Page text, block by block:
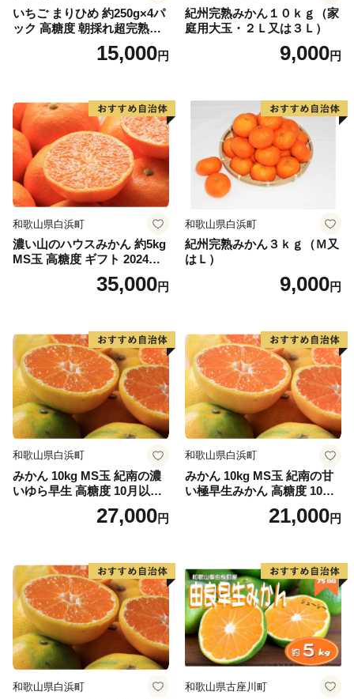
いちご まりひめ 約250g×4パ
ック 高糖度 朝採れ超完熟ま
りひめ 1月以降発送分
15,000円
紀州完熟みかん１０ｋｇ（家
庭用大玉・２Ｌ又は３Ｌ）
9,000円
和歌山県白浜町
濃い山のハウスみかん 約5kg
MS玉 高糖度 ギフト 2024年7
35,000円
和歌山県白浜町
紀州完熟みかん３ｋｇ（Ｍ又
はＬ）
9,000円
和歌山県白浜町
みかん 10kg MS玉 紀南の濃
いゆら早生 高糖度 10月以降
発送 マルチ被覆栽培27,000円
和歌山県白浜町
みかん 10kg MS玉 紀南の甘
い極早生みかん 高糖度 10月
以降発送 マルチ被覆栽培
21,000円
和歌山県白浜町 和歌山県古座川町